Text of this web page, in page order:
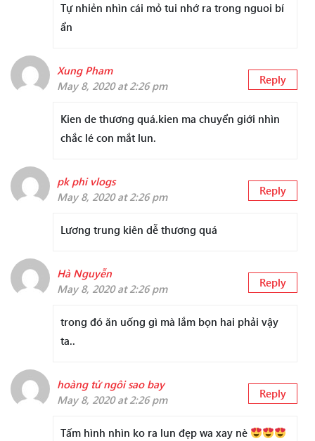
Tự nhiẻn nhìn cái mỏ tui nhớ ra trong nguoi bí
ẩn
Xung Pham
May 8, 2020 at 2:26 pm
Reply
Kien de thương quá.kien ma chuyển giới nhìn
chắc lé con mắt lun.
pk phi vlogs
May 8, 2020 at 2:26 pm
Reply
Lương trung kiên dễ thương quá
Hà Nguyễn
May 8, 2020 at 2:26 pm
Reply
trong đó ăn uống gì mà lắm bọn hai phải vậy
ta..
hoàng tử ngôi sao bay
May 8, 2020 at 2:26 pm
Reply
Tấm hình nhìn ko ra lun đẹp wa xay nè